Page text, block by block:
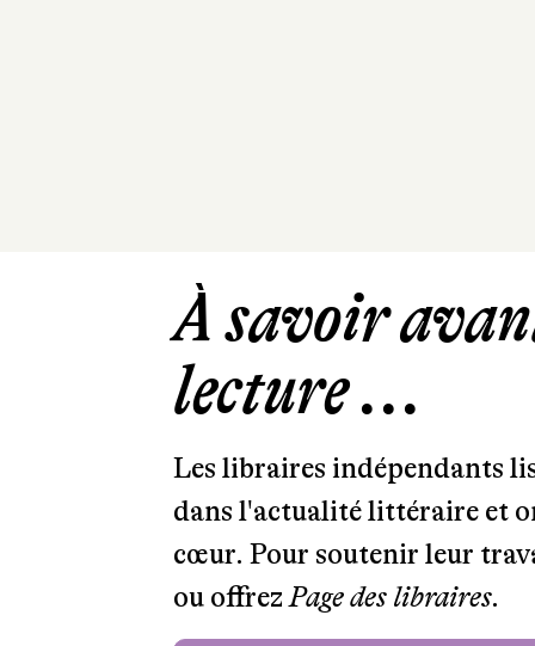
À savoir
lecture ...
Les libraires indépendants
dans l'actualité littéraire et
cœur. Pour soutenir leur
ou offrezPage des libraires.